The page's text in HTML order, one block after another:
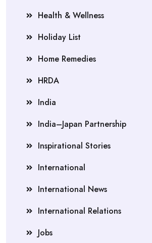
Health & Wellness
Holiday List
Home Remedies
HRDA
India
India–Japan Partnership
Inspirational Stories
International
International News
International Relations
Jobs